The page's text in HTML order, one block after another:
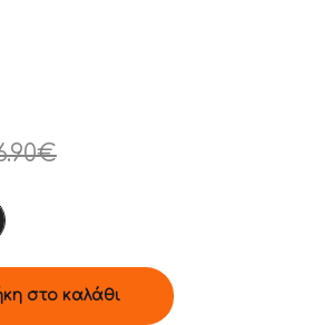
€
Bluey #2524 Vinyl Figure (
στο καλάθι